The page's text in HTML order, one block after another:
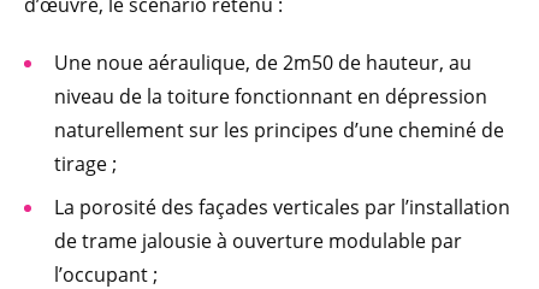
Une noue aéraulique, de 2m50 de hauteur, au
niveau de la toiture fonctionnant en dépression
naturellement sur les principes d’une cheminé de
tirage ;
La porosité des façades verticales par l’installation
de trame jalousie à ouverture modulable par
l’occupant ;